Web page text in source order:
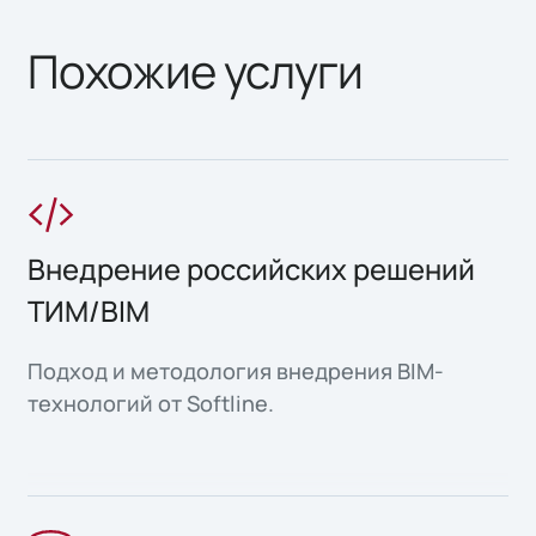
Похожие услуги
Внедрение российских решений
ТИМ/BIM
Подход и методология внедрения BIM-
технологий от Softline.